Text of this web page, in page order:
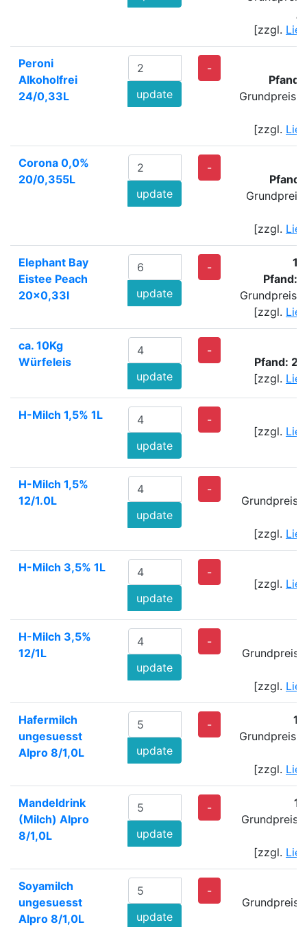
[zzgl.
Peroni
Alkoholfrei
24/0,33L
update
-
Pfand:
Grundpreis:
[zzgl.
Corona 0,0%
20/0,355L
update
-
Pfand:
[zzgl.
Elephant Bay
Eistee Peach
20x0,33l
update
-
Pfand:
Grundpreis:
[zzgl.
ca. 10Kg
Würfeleis
update
-
Pfand:
[zzgl.
H-Milch 1,5% 1L
update
-
[zzgl.
H-Milch 1,5%
12/1.0L
update
-
Grundpreis:
[zzgl.
H-Milch 3,5% 1L
update
-
[zzgl.
H-Milch 3,5%
12/1L
update
-
Grundpreis:
[zzgl.
Hafermilch
ungesuesst
Alpro 8/1,0L
update
-
Grundpreis:
[zzgl.
Mandeldrink
(Milch) Alpro
8/1,0L
update
-
Grundpreis:
[zzgl.
Soyamilch
ungesuesst
Alpro 8/1,0L
update
-
Grundpreis: